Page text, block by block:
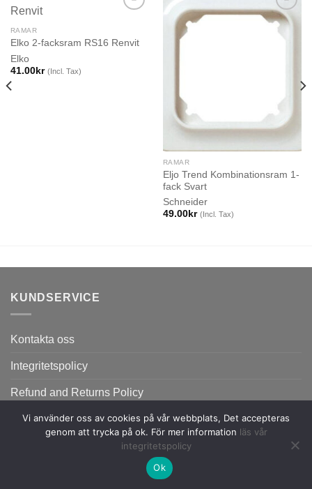
RAMAR
Elko 2-facksram RS16 Renvit
Elko
41.00kr (Incl. Tax)
RAMAR
Eljo Trend Kombinationsram 1-
fack Svart
Schneider
49.00kr (Incl. Tax)
KUNDSERVICE
Kontakta oss
Integritetspolicy
Refund and Returns Policy
Copyright 2026 ©Flatsome Theme.
Vi använder oss av cookies på vår webbplats, Det accepteras
genom att trycka på ok. För mer information läs vår
integritetspolicy
Ok